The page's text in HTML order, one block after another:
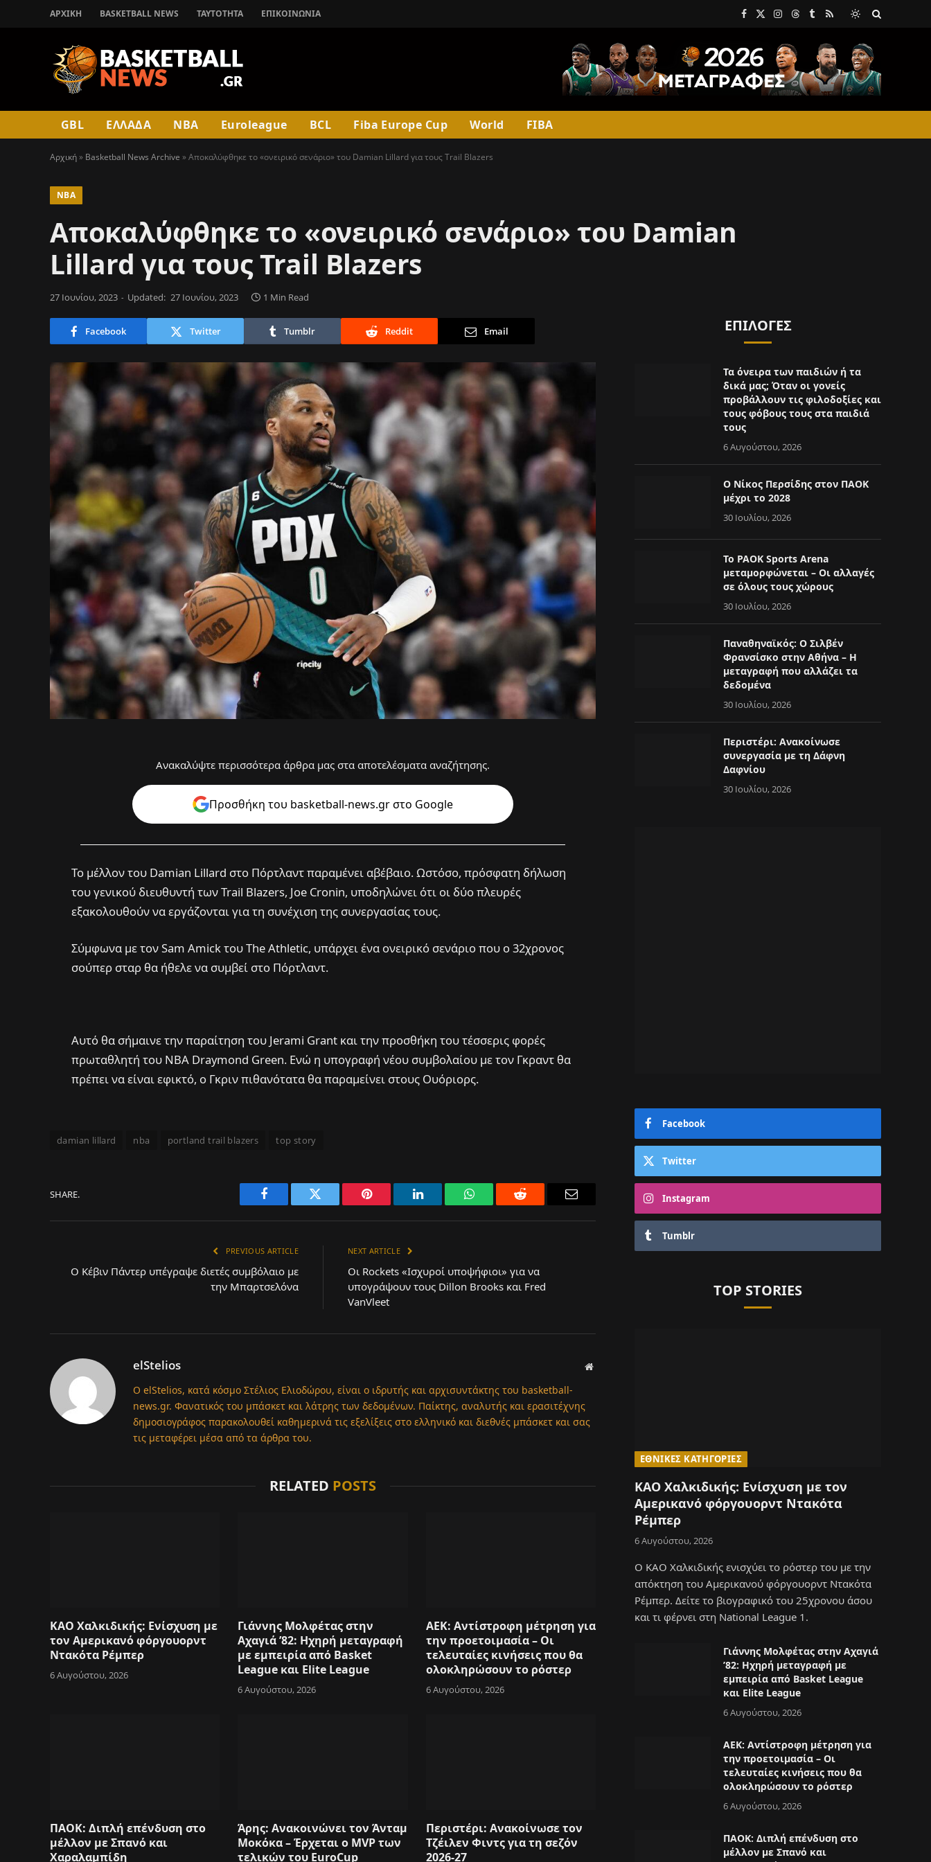
ΑΡΧΙΚΉ BASKETBALL NEWS ΤΑΥΤΟΤΗΤΑ ΕΠΙΚΟΙΝΩΝΊΑ Facebook
X
Instagram
Threads
Tumblr
RSS
GBL ΕΛΛΑΔΑ NBA Euroleague BCL Fiba Europe Cup World FIBA
Αρχική» Basketball News Archive »Αποκαλύφθηκε το «ονειρικό σενάριο» του Damian Lillard για τους Trail Blazers
NBA
Αποκαλύφθηκε το «ονειρικό σενάριο» του Damian
Lillard για τους Trail Blazers
27 Ιουνίου, 2023 Updated: 27 Ιουνίου, 2023 1 Min Read
Facebook Twitter Tumblr Reddit Email
Ανακαλύψτε περισσότερα άρθρα μας στα αποτελέσματα αναζήτησης.
Προσθήκη του basketball-news.gr στo Google
Το μέλλον του Damian Lillard στο Πόρτλαντ παραμένει αβέβαιο. Ωστόσο, πρόσφατη δήλωση
του γενικού διευθυντή των Trail Blazers, Joe Cronin, υποδηλώνει ότι οι δύο πλευρές
εξακολουθούν να εργάζονται για τη συνέχιση της συνεργασίας τους.
Σύμφωνα με τον Sam Amick του The Athletic, υπάρχει ένα ονειρικό σενάριο που ο 32χρονος
σούπερ σταρ θα ήθελε να συμβεί στο Πόρτλαντ.
Αυτό θα σήμαινε την παραίτηση του Jerami Grant και την προσθήκη του τέσσερις φορές
πρωταθλητή του NBA Draymond Green. Ενώ η υπογραφή νέου συμβολαίου με τον Γκραντ θα
πρέπει να είναι εφικτό, ο Γκριν πιθανότατα θα παραμείνει στους Ουόριορς.
damian lillard nba portland trail blazers top story
SHARE.
Facebook Twitter Pinterest LinkedIn WhatsAppReddit
PREVIOUS ARTICLE
Ο Κέβιν Πάντερ υπέγραψε διετές συμβόλαιο με
την Μπαρτσελόνα
NEXT ARTICLE
Οι Rockets «Ισχυροί υποψήφιοι» για να
υπογράψουν τους Dillon Brooks και Fred
VanVleet
elStelios Website
Ο elStelios, κατά κόσμο Στέλιος Ελιοδώρου, είναι ο ιδρυτής και αρχισυντάκτης του basketball-
news.gr. Φανατικός του μπάσκετ και λάτρης των δεδομένων. Παίκτης, αναλυτής και ερασιτέχνης
δημοσιογράφος παρακολουθεί καθημερινά τις εξελίξεις στο ελληνικό και διεθνές μπάσκετ και σας
τις μεταφέρει μέσα από τα άρθρα του.
RELATED POSTS
ΚΑΟ Χαλκιδικής: Ενίσχυση με
τον Αμερικανό φόργουορντ
Ντακότα Ρέμπερ
6 Αυγούστου, 2026
Γιάννης Μολφέτας στην
Αχαγιά ’82: Ηχηρή μεταγραφή
με εμπειρία από Basket
League και Elite League
6 Αυγούστου, 2026
ΑΕΚ: Αντίστροφη μέτρηση για
την προετοιμασία – Οι
τελευταίες κινήσεις που θα
ολοκληρώσουν το ρόστερ
6 Αυγούστου, 2026
ΠΑΟΚ: Διπλή επένδυση στο
μέλλον με Σπανό και
Χαραλαμπίδη
Άρης: Ανακοινώνει τον Άνταμ
Μοκόκα – Έρχεται ο MVP των
τελικών του EuroCup
Περιστέρι: Ανακοίνωσε τον
Τζέιλεν Φιντς για τη σεζόν
2026-27
ΕΠΙΛΟΓΈΣ
Τα όνειρα των παιδιών ή τα
δικά μας; Όταν οι γονείς
προβάλλουν τις φιλοδοξίες και
τους φόβους τους στα παιδιά
τους
6 Αυγούστου, 2026
Ο Νίκος Περσίδης στον ΠΑΟΚ
μέχρι το 2028
30 Ιουλίου, 2026
Το PAOK Sports Arena
μεταμορφώνεται – Οι αλλαγές
σε όλους τους χώρους
30 Ιουλίου, 2026
Παναθηναϊκός: Ο Σιλβέν
Φρανσίσκο στην Αθήνα – Η
μεταγραφή που αλλάζει τα
δεδομένα
30 Ιουλίου, 2026
Περιστέρι: Ανακοίνωσε
συνεργασία με τη Δάφνη
Δαφνίου
30 Ιουλίου, 2026
Facebook
Twitter
Instagram
Tumblr
TOP STORIES
ΕΘΝΙΚΈΣ ΚΑΤΗΓΟΡΊΕΣ
ΚΑΟ Χαλκιδικής: Ενίσχυση με τον
Αμερικανό φόργουορντ Ντακότα
Ρέμπερ
6 Αυγούστου, 2026
Ο ΚΑΟ Χαλκιδικής ενισχύει το ρόστερ του με την
απόκτηση του Αμερικανού φόργουορντ Ντακότα
Ρέμπερ. Δείτε το βιογραφικό του 25χρονου άσου
και τι φέρνει στη National League 1.
Γιάννης Μολφέτας στην Αχαγιά
’82: Ηχηρή μεταγραφή με
εμπειρία από Basket League
και Elite League
6 Αυγούστου, 2026
ΑΕΚ: Αντίστροφη μέτρηση για
την προετοιμασία – Οι
τελευταίες κινήσεις που θα
ολοκληρώσουν το ρόστερ
6 Αυγούστου, 2026
ΠΑΟΚ: Διπλή επένδυση στο
μέλλον με Σπανό και